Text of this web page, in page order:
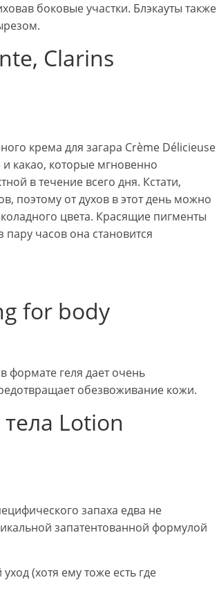
боковые участки. Блэкауты также
Clarins
крема для загара Crème Délicieuse
какао, которые мгновенно
в течение всего дня. Кстати,
поэтому от духов в этот день можно
цвета. Красящие пигменты
часов она становится
for body
формате геля дает очень
обезвоживание кожи.
Lotion
запаха едва не
запатентованной формулой
(хотя ему тоже есть где